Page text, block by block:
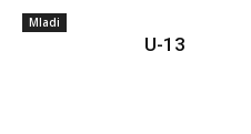
Mladi
U-13